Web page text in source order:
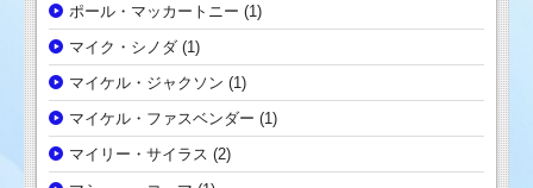
ポール・マッカートニー (1)
マイク・シノダ (1)
マイケル・ジャクソン (1)
マイケル・ファスベンダー (1)
マイリー・サイラス (2)